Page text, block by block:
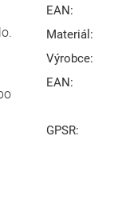
EAN:
Materiál :
Výrobce:
EAN:
GPSR: